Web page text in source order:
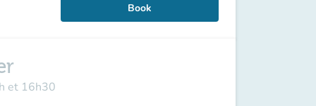
Book
et 16h30